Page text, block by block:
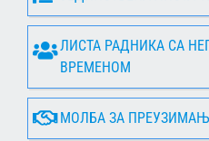
ЛИСТА РАДНИКА СА
ВРЕМЕНОМ
МОЛБА ЗА